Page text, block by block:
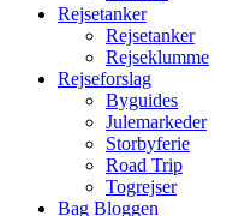
Rejsetanker
Rejsetanker
Rejseklumme
Rejseforslag
Byguides
Julemarkeder
Storbyferie
Road Trip
Togrejser
Bag Bloggen